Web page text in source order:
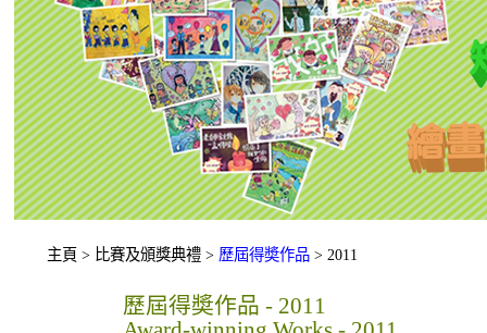
主頁 > 比賽及頒獎典禮 > 歷屆得奬作品 > 2011
歷屆得奬作品 - 2011